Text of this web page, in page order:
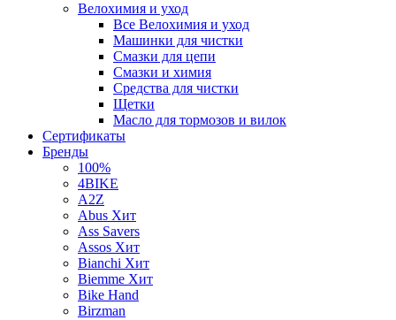
Велохимия и уход
Все Велохимия и уход
Машинки для чистки
Смазки для цепи
Смазки и химия
Средства для чистки
Щетки
Масло для тормозов и вилок
Сертификаты
Бренды
100%
4BIKE
A2Z
Abus Хит
Ass Savers
Assos Хит
Bianchi Хит
Biemme Хит
Bike Hand
Birzman